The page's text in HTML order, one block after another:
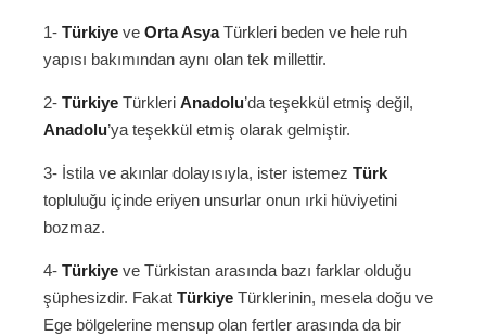
1- Türkiye ve Orta AsyaTürkleri beden ve hele ruh
yapısı bakımından aynı olan tek millettir.
2- Türkiye Türkleri Anadolu’da teşekkül etmiş değil,
Anadolu’ya teşekkül etmiş olarak gelmiştir.
3- İstila ve akınlar dolayısıyla, ister istemez Türk
topluluğu içinde eriyen unsurlar onun ırki hüviyetini
bozmaz.
4- Türkiye ve Türkistan arasında bazı farklar olduğu
şüphesizdir. Fakat Türkiye Türklerinin, mesela doğu ve
Ege bölgelerine mensup olan fertler arasında da bir